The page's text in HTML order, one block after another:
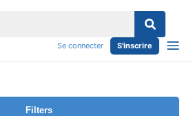
Se connecter S'inscrire
Filters